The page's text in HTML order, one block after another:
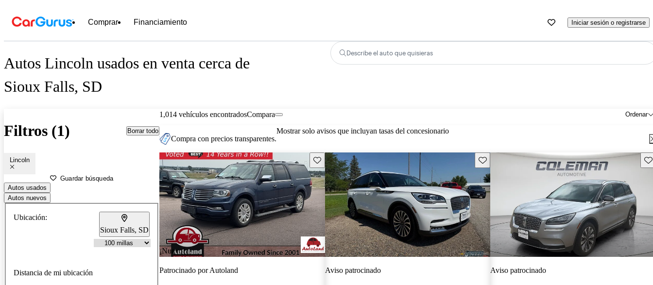
Comprar Financiamiento Iniciar sesión o registrarse
Autos Lincoln usados en venta cerca de
Sioux Falls, SD
Describe el auto que quisieras
Filtros (1) Borrar todo
Lincoln
Guardar búsqueda
Autos usados
Autos nuevos
Ubicación:
Sioux Falls, SD
Distancia de mi ubicación
1,014 vehículos encontrados Ordenar
Compara
Compra con precios transparentes.
Mostrar solo avisos que incluyan tasas del concesionario
¡Nuevo!
Guarda este Aviso
Patrocinado porAutoland
Guarda este Aviso
Aviso patrocinado Aviso patrocinado